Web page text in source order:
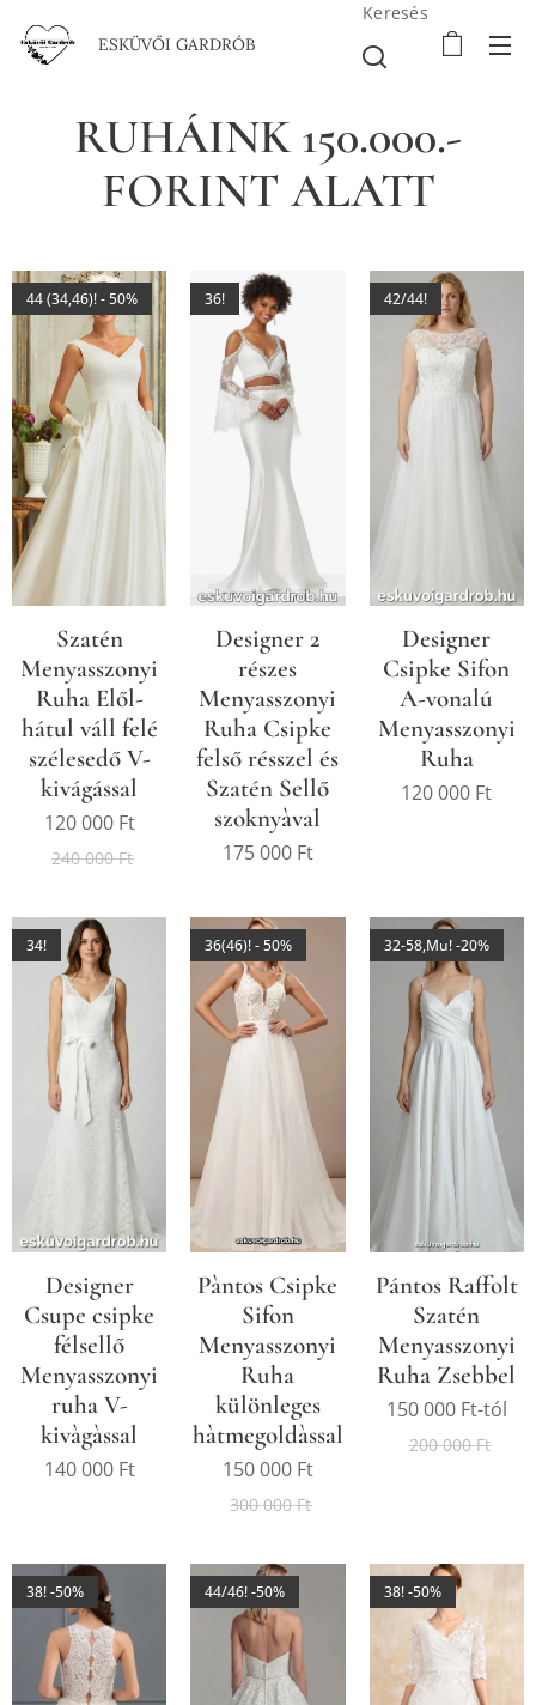
ESKÜVŐI GARDRÓB
Keresés
RUHÁINK 150.000.-
FORINT ALATT
Szatén
Menyasszonyi
Ruha Elől-
hátul váll felé
szélesedő V-
kivágással
44 (34,46)! - 50%
120 000Ft
240 000Ft
Designer 2
részes
Menyasszonyi
Ruha Csipke
felső résszel és
Szatén Sellő
szoknyàval
36!
175 000Ft
Designer
Csipke Sifon
A-vonalú
Menyasszonyi
Ruha
42/44!
120 000 Ft
Designer
Csupe csipke
félsellő
Menyasszonyi
ruha V-
kivàgàssal
34!
140 000Ft
Pàntos Csipke
Sifon
Menyasszonyi
Ruha
különleges
hàtmegoldàssal
36(46)! - 50%
150 000Ft
300 000Ft
Pántos Raffolt
Szatén
Menyasszonyi
Ruha Zsebbel
32-58,Mu! -20%
150 000Ft-tól
200 000Ft
38! -50% 44/46! -50% 38! -50%